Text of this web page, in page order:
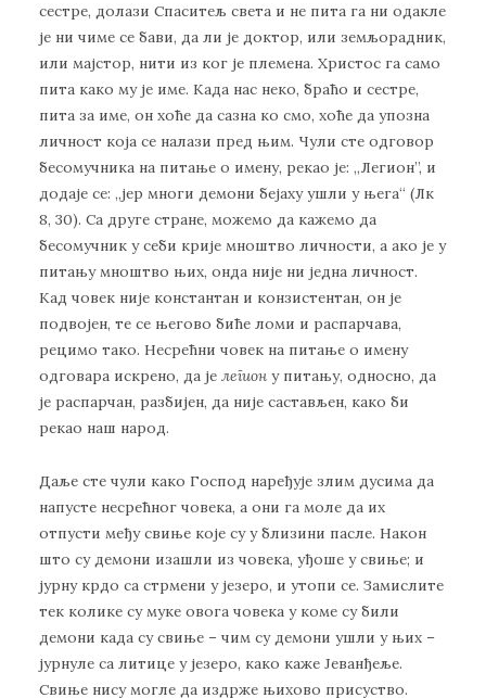
сестре, долази Спаситељ света и не пита га ни одакле
је ни чиме се бави, да ли је доктор, или земљорадник,
или мајстор, нити из ког је племена. Христос га само
пита како му је име. Када нас неко, браћо и сестре,
пита за име, он хоће да сазна ко смо, хоће да упозна
личност која се налази пред њим. Чули сте одговор
бесомучника на питање о имену, рекао је: „Легион”, и
додаје се: „јер многи демони бејаху ушли у њега“ (Лк
8, 30). Са друге стране, можемо да кажемо да
бесомучник у себи крије мноштво личности, а ако је у
питању мноштво њих, онда није ни једна личност.
Кад човек није константан и конзистентан, он је
подвојен, те се његово биће ломи и распарчава,
рецимо тако. Несрећни човек на питање о имену
одговара искрено, да је легион у питању, односно, да
је распарчан, разбијен, да није састављен, како би
рекао наш народ.
Даље сте чули како Господ наређује злим дусима да
напусте несрећног човека, а они га моле да их
отпусти међу свиње које су у близини пасле. Након
што су демони изашли из човека, уђоше у свиње; и
јурну крдо са стрмени у језеро, и утопи се. Замислите
тек колике су муке овога човека у коме су били
демони када су свиње – чим су демони ушли у њих –
јурнуле са литице у језеро, како каже Јеванђеље.
Свиње нису могле да издрже њихово присуство.